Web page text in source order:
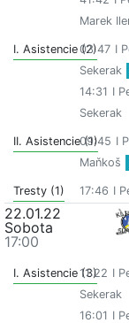
Marek
I. Asistencie (2)03:47 I
Sekerak
14:31 I
Sekerak
II. Asistencie (1)
09:45 I
Maňkoš
Tresty (1) 17:46 I
22.01.22
Sobota
17:00
I. Asistencie (3)
11:22 I
Sekerak
16:01 I